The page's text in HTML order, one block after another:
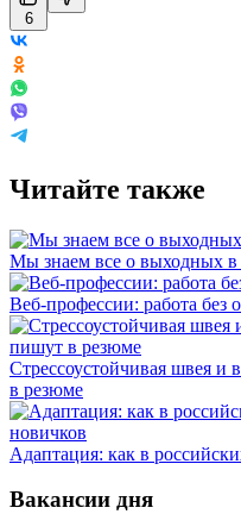
6
Читайте также
Мы знаем все о выходных в
Веб-профессии: работа без
Стрессоустойчивая швея
в резюме
Адаптация: как в
Вакансии дня